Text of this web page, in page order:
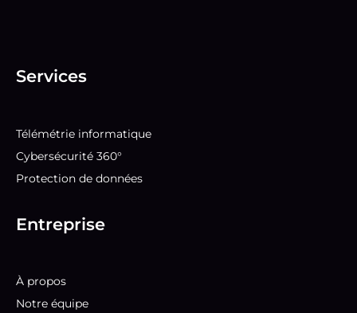
Services
Télémétrie informatique
Cybersécurité 360°
Protection de données
Entreprise
À propos
Notre équipe